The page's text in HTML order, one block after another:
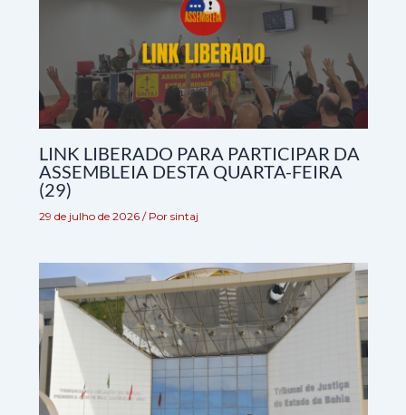
LINK LIBERADO PARA PARTICIPAR DA
ASSEMBLEIA DESTA QUARTA-FEIRA
(29)
29 de julho de 2026 / Por sintaj